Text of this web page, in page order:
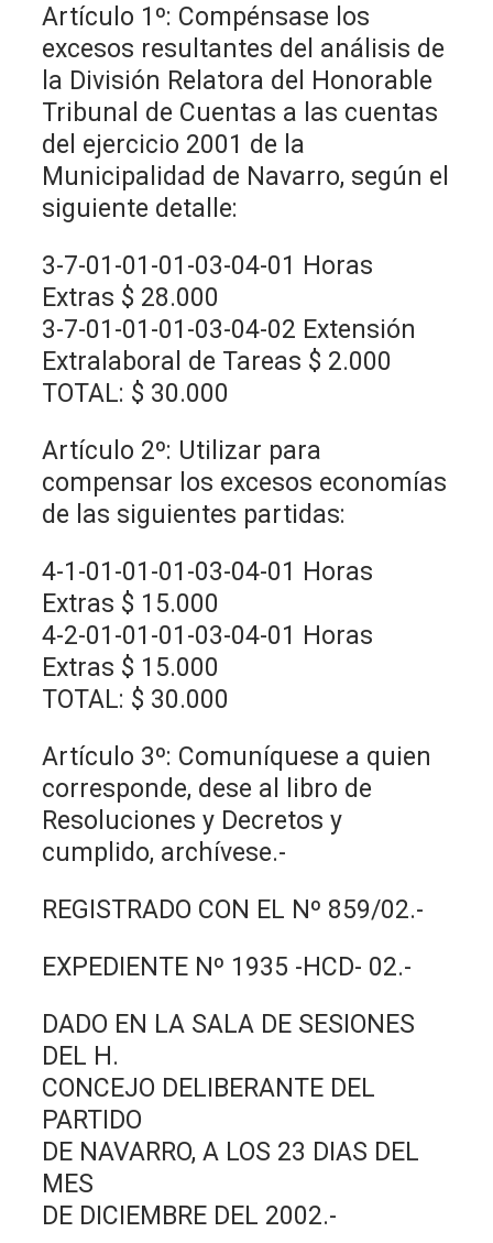
Artículo 1º: Compénsase los
excesos resultantes del análisis de
la División Relatora del Honorable
Tribunal de Cuentas a las cuentas
del ejercicio 2001 de la
Municipalidad de Navarro, según el
siguiente detalle:
3-7-01-01-01-03-04-01 Horas
Extras $ 28.000
3-7-01-01-01-03-04-02 Extensión
Extralaboral de Tareas $ 2.000
TOTAL: $ 30.000
Artículo 2º: Utilizar para
compensar los excesos economías
de las siguientes partidas:
4-1-01-01-01-03-04-01 Horas
Extras $ 15.000
4-2-01-01-01-03-04-01 Horas
Extras $ 15.000
TOTAL: $ 30.000
Artículo 3º: Comuníquese a quien
corresponde, dese al libro de
Resoluciones y Decretos y
cumplido, archívese.-
REGISTRADO CON EL Nº 859/02.-
EXPEDIENTE Nº 1935 -HCD- 02.-
DADO EN LA SALA DE SESIONES
DEL H.
CONCEJO DELIBERANTE DEL
PARTIDO
DE NAVARRO, A LOS 23 DIAS DEL
MES
DE DICIEMBRE DEL 2002.-